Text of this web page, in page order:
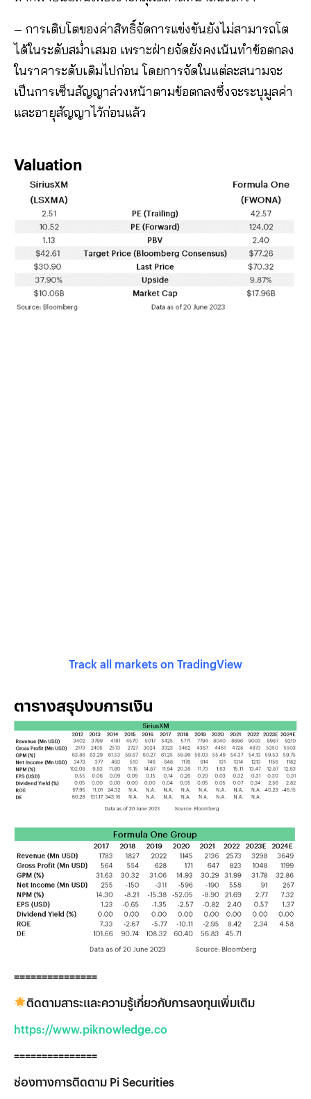
– การเติบโตของค่าสิทธิ์จัดการแข่งขันยังไม่สามารถโต
ได้ในระดับสม่ำเสมอ เพราะฝ่ายจัดยังคงเน้นทำข้อตกลง
ในราคาระดับเดิมไปก่อน โดยการจัดในแต่ละสนามจะ
เป็นการเซ็นสัญญาล่วงหน้าตามข้อตกลงซึ่งจะระบุมูลค่า
และอายุสัญญาไว้ก่อนแล้ว
Valuation
Track all markets on TradingView
ตารางสรุปงบการเงิน
===============
ติดตามสาระและความรู้เกี่ยวกับการลงทุนเพิ่มเติม
https://www.piknowledge.co
===============
ช่องทางการติดตาม Pi Securities